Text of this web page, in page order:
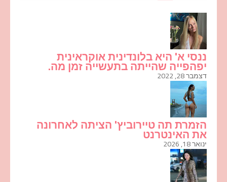
ננסי א' היא בלונדינית אוקראינית
יפהפייה שהייתה בתעשייה זמן מה.
דצמבר 28, 2022
הזמרת תה טיירוביץ' הציתה לאחרונה
את האינטרנט
ינואר 18, 2026